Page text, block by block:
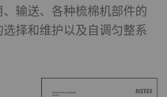
输送、各种梳棉机部件的
择和维护以及自调匀整系